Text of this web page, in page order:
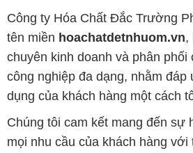
Công ty Hóa Chất Đắc Trường
tên miền hoachatdetnhuom.vn,
chuyên kinh doanh và phân phối
công nghiệp đa dạng, nhằm đáp
dụng của khách hàng một cách
Chúng tôi cam kết mang đến sự
mọi nhu cầu của khách hàng với